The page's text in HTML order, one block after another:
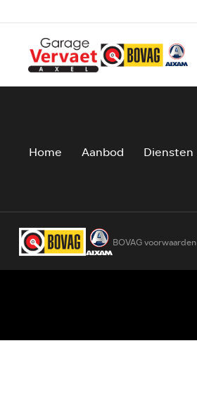
Home Aanbod Diensten
BOVAG voorwaarden